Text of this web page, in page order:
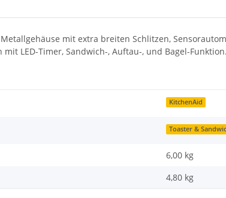
mit extra breiten Schlitzen,
LED-Timer, Sandwich-, Auftau-, und Bagel-
KitchenAid
Toaster &
6,00 kg
4,80 kg